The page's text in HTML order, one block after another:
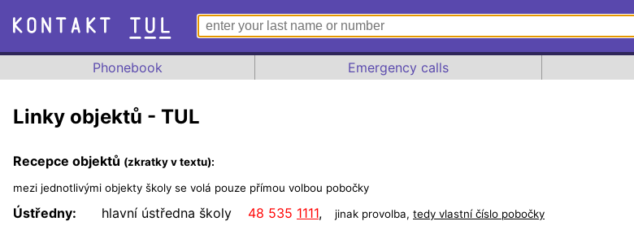
Phonebook
Emergency calls
Linky objektů - TUL
Recepce objektů (zkratky v textu):
mezi jednotlivými objekty školy se volá pouze přímou volbou pobočky
Ústředny: hlavní ústředna školy 48 535 1111, jinak provolba, tedy vlastní číslo pobočky